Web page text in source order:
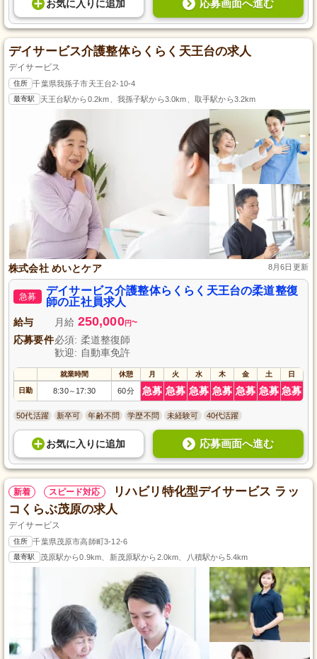
お気に入り に追加 応募画面へ進む
デイサービス介護整体らくらく天王台の求人
デイサービス
住所 千葉県我孫子市天王台2-10-4
最寄駅 天王台駅から0.2km、我孫子駅から3.0km、取手駅から3.2km
株式会社 めいとケア 8月6日更新
急募
デイサービス介護整体らくらく天王台の柔道整復
師の正社員求人
給与 月給 250,000円~
応募要件必須: 柔道整復師
歓迎: 自動車免許
就業時間 休憩 月 火 水 木 金 土 日
日勤 8:30～ 17:30 60分 急募 急募 急募 急募 急募 急募 急募
50代活躍 新卒可 年齢不問 学歴不問 未経験可 40代活躍
お気に入り に追加 応募画面へ進む
新着 スピード対応
リハビリ特化型デイサービス ラッ
コくらぶ茂原の求人
デイサービス
住所 千葉県茂原市高師町3-12-6
最寄駅 茂原駅から0.9km、新茂原駅から2.0km、八積駅から5.4km